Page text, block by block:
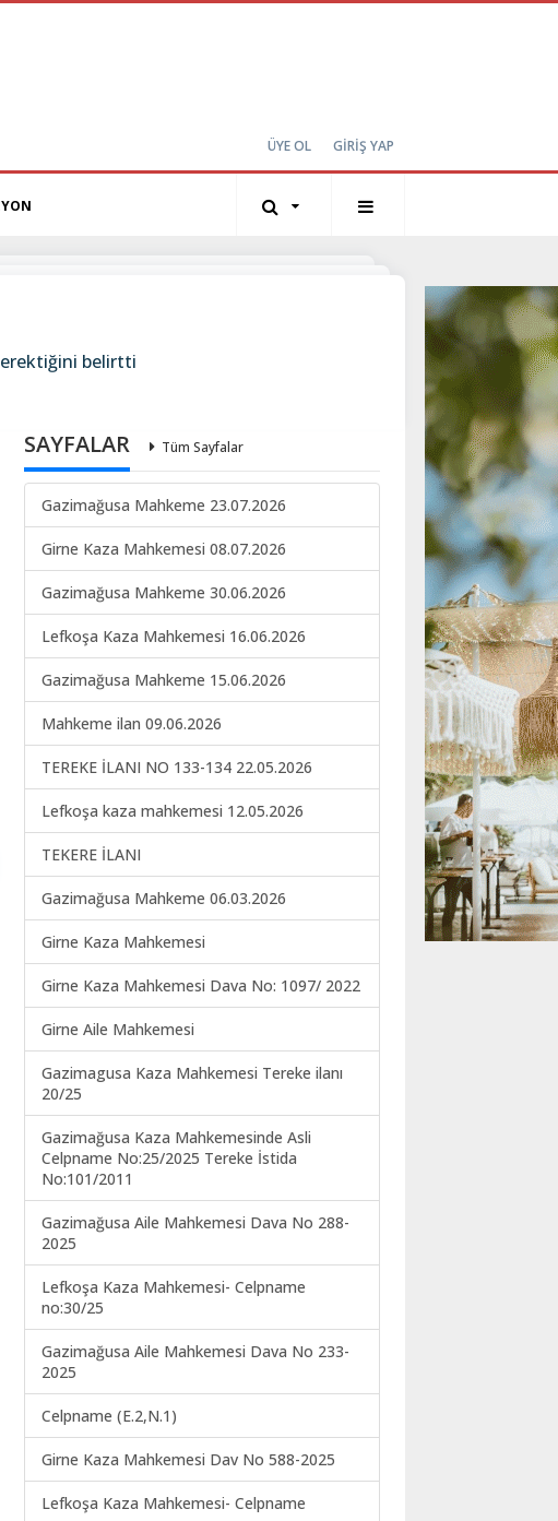
ÜYE OL GİRİŞ YAP
belirtti
SAYFALAR Tüm Sayfalar
Gazimağusa Mahkeme 23.07.2026
Girne Kaza Mahkemesi 08.07.2026
Gazimağusa Mahkeme 30.06.2026
Lefkoşa Kaza Mahkemesi 16.06.2026
Gazimağusa Mahkeme 15.06.2026
Mahkeme ilan 09.06.2026
TEREKE İLANI NO 133-134 22.05.2026
Lefkoşa kaza mahkemesi 12.05.2026
TEKERE İLANI
Gazimağusa Mahkeme 06.03.2026
Girne Kaza Mahkemesi
Girne Kaza Mahkemesi Dava No: 1097/ 2022
Girne Aile Mahkemesi
Gazimagusa Kaza Mahkemesi Tereke ilanı
20/25
Gazimağusa Kaza Mahkemesinde Asli
Celpname No:25/2025 Tereke İstida
No:101/2011
Gazimağusa Aile Mahkemesi Dava No 288-
2025
Lefkoşa Kaza Mahkemesi- Celpname
no:30/25
Gazimağusa Aile Mahkemesi Dava No 233-
2025
Celpname (E.2,N.1)
Girne Kaza Mahkemesi Dav No 588-2025
Lefkoşa Kaza Mahkemesi- Celpname